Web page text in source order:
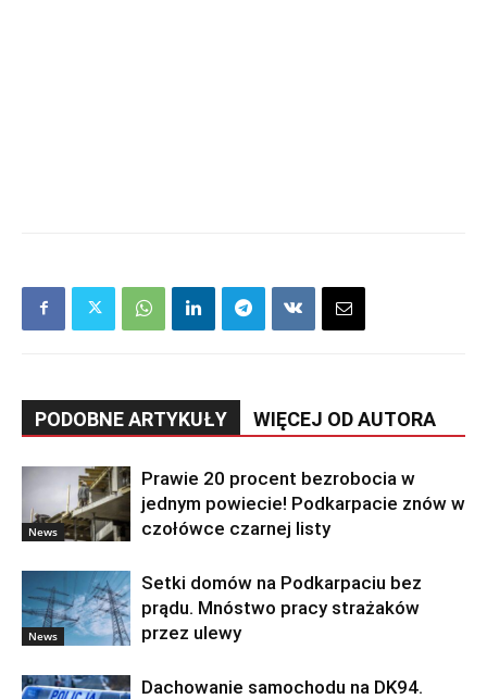
PODOBNE ARTYKUŁY WIĘCEJ OD AUTORA
News
Prawie 20 procent bezrobocia w
jednym powiecie! Podkarpacie znów w
czołówce czarnej listy
News
Setki domów na Podkarpaciu bez
prądu. Mnóstwo pracy strażaków
przez ulewy
Dachowanie samochodu na DK94.